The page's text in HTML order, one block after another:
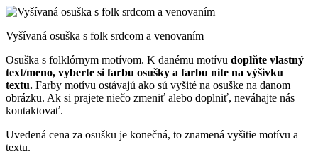
Vyšívaná osuška s folk srdcom a venovaním
Osuška s folklórnym motívom. K danému motívu doplňte vlastný
text/meno, vyberte si farbu osušky a farbu nite na výšivku
textu. Farby motívu ostávajú ako sú vyšité na osuške na danom
obrázku. Ak si prajete niečo zmeniť alebo doplniť, neváhajte nás
kontaktovať.
Uvedená cena za osušku je konečná, to znamená vyšitie motívu a
textu.